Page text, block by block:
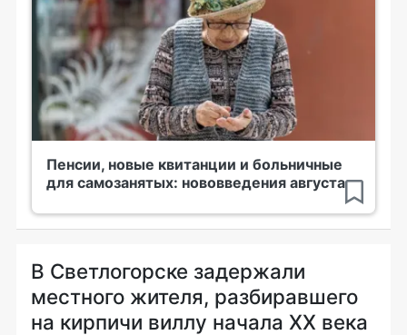
Пенсии, новые квитанции и больничные
для самозанятых: нововведения августа
В Светлогорске задержали
местного жителя, разбиравшего
на кирпичи виллу начала XX века